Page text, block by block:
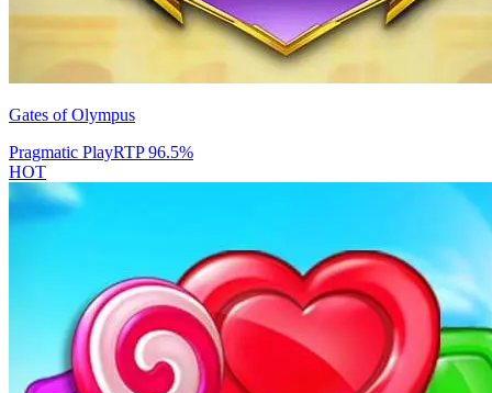
Gates of Olympus
Pragmatic PlayRTP96.5%
HOT